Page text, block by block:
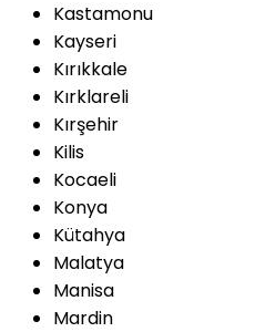
Kastamonu
Kayseri
Kırıkkale
Kırklareli
Kırşehir
Kilis
Kocaeli
Konya
Kütahya
Malatya
Manisa
Mardin